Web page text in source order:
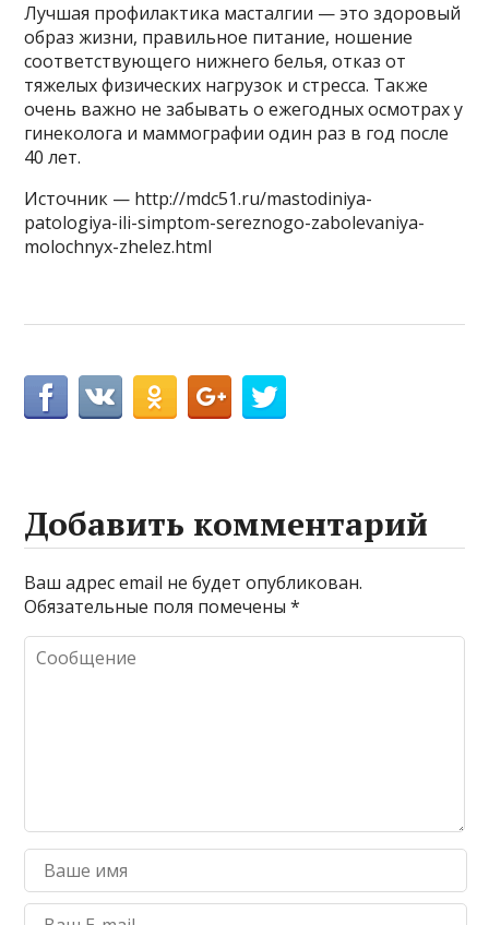
Лучшая профилактика масталгии — это здоровый
образ жизни, правильное питание, ношение
соответствующего нижнего белья, отказ от
тяжелых физических нагрузок и стресса. Также
очень важно не забывать о ежегодных осмотрах у
гинеколога и маммографии один раз в год после
40 лет.
Источник — http://mdc51.ru/mastodiniya-
patologiya-ili-simptom-sereznogo-zabolevaniya-
molochnyx-zhelez.html
Добавить комментарий
Ваш адрес email не будет опубликован.
Обязательные поля помечены*